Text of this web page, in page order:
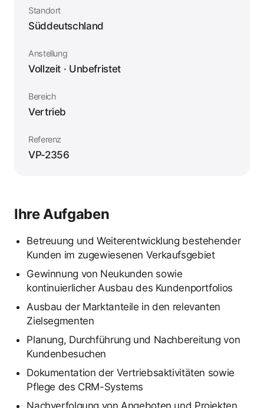
Standort
Süddeutschland
Anstellung
Vollzeit · Unbefristet
Bereich
Vertrieb
Referenz
VP-2356
Ihre Aufgaben
Betreuung und Weiterentwicklung bestehender
Kunden im zugewiesenen Verkaufsgebiet
Gewinnung von Neukunden sowie
kontinuierlicher Ausbau des Kundenportfolios
Ausbau der Marktanteile in den relevanten
Zielsegmenten
Planung, Durchführung und Nachbereitung von
Kundenbesuchen
Dokumentation der Vertriebsaktivitäten sowie
Pflege des CRM-Systems
Nachverfolgung von Angeboten und Projekten